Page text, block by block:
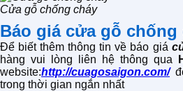
Cửa gỗ chống cháy
Báo giá cửa gỗ chống
Để biết thêm thông tin về báo giá
hàng vui lòng liên hệ thông qua
website:http://cuagosaigon.com/
trong thời gian ngắn nhất